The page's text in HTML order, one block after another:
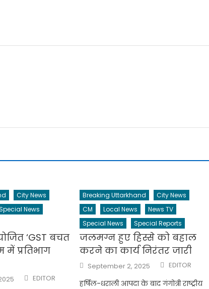
City News
News
‘GST बचत
में प्रतिभाग
Author
EDITOR
Breaking Uttarkhand
City News
CM
Local News
News TV
Special News
Special Reports
जलमग्न हुए हिस्से को बहाल
करने का कार्य निरंतर जारी
Posted
on
September 2, 2025 Author
EDITOR
हर्षिल-धराली आपदा के बाद गंगोत्री राष्ट्रीय